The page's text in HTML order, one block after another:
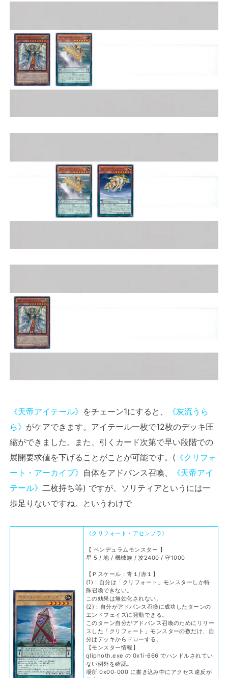
《天帝アイテール》 をチェーン1にすると、
《灰流うら
ら》 がケアできます。アイテール一枚で12枚のデッキ圧
縮ができました。また、引くカード次第で早い段階での
展開要求値を下げることがことが可能です。( 《クリフォ
ート・アーカイブ》 自体をアドバンス召喚、
《天帝アイ
テール》 二枚持ち等) ですが、ソリティアというには一
歩足りないですね。というわけで
《クリフォート・アセンブラ》
【 ペンデュラムモンスター 】
星 5 / 地 / 機械族 / 攻2400 / 守1000
【Ｐスケール：青１/赤１】
(1)：自分は「クリフォート」モンスターしか特
殊召喚できない。
この効果は無効化されない。
(2)：自分がアドバンス召喚に成功したターンの
エンドフェイズに発動できる。
このターン自分がアドバンス召喚のためにリリー
スした「クリフォート」モンスターの数だけ、自
分はデッキからドローする。
【モンスター情報】
qliphoth.exe の 0x1i-666 でハンドルされてい
ない例外を確認。
場所 0x00-000 に書き込み中にアクセス違反が